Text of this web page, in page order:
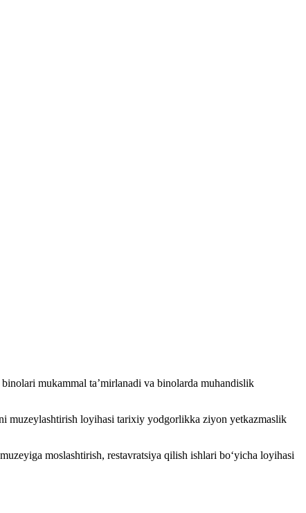
mukammal ta’mirlanadi va binolarda muhandislik
muzeylashtirish loyihasi tarixiy yodgorlikka ziyon yetkazmaslik
moslashtirish, restavratsiya qilish ishlari bo‘yicha loyihasi